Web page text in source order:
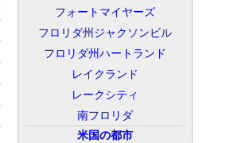
フォートマイヤーズ
フロリダ州ジャクソンビル
フロリダ州ハートランド
レイクランド
レークシティ
南フロリダ
米国の都市